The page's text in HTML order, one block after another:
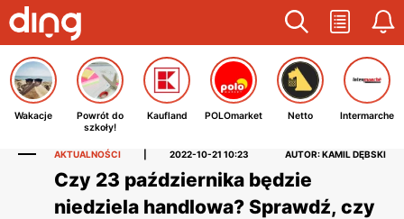
Wakacje
Powrót do
szkoły!
Kaufland POLOmarket Netto Intermarche
AKTUALNOŚCI 2022-10-21 10:23 AUTOR: KAMIL DĘBSKI
Czy 23 października będzie
niedziela handlowa? Sprawdź, czy